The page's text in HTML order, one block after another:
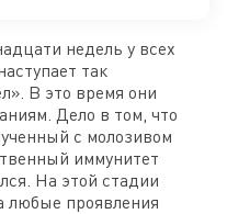
недель у всех
так
В это время они
Дело в том, что
с молозивом
иммунитет
На этой стадии
любые проявления